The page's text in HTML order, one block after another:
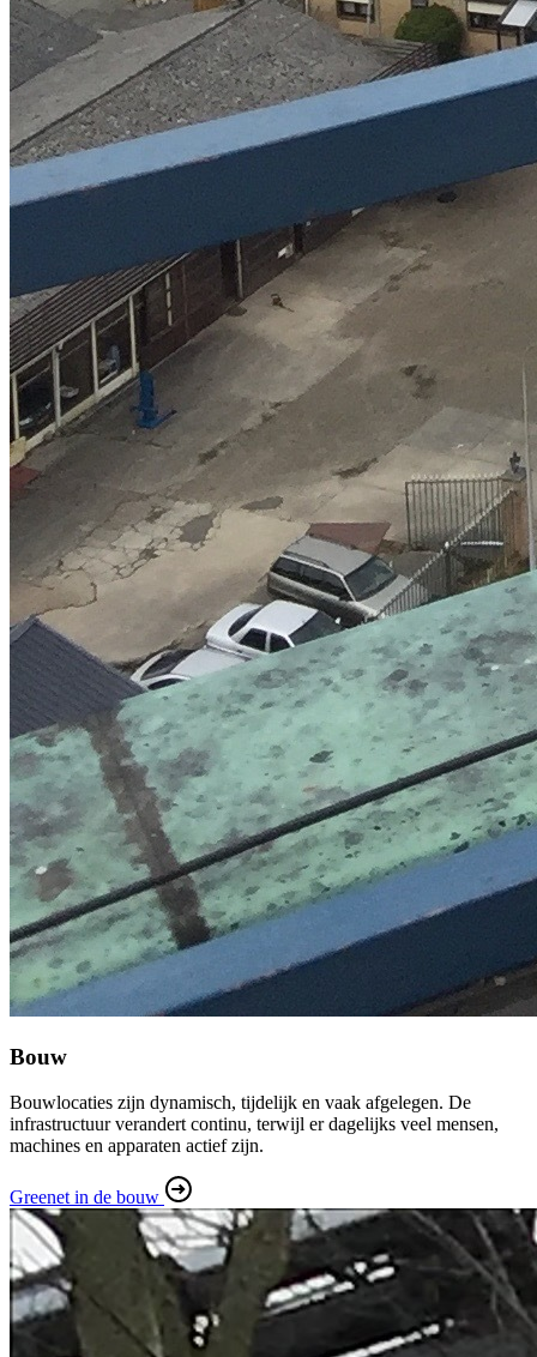
Bouw
Bouwlocaties zijn dynamisch, tijdelijk en vaak afgelegen. De
infrastructuur verandert continu, terwijl er dagelijks veel mensen,
machines en apparaten actief zijn.
Greenet in de bouw